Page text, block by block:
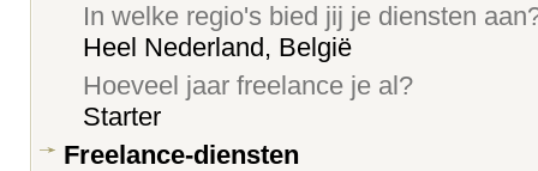
In welke regio's bied jij je diensten
Heel Nederland, België
Hoeveel jaar freelance je al?
Starter
Freelance-diensten